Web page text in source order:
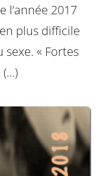
l’année 2017
plus difficile
sexe. « Fortes
(…)